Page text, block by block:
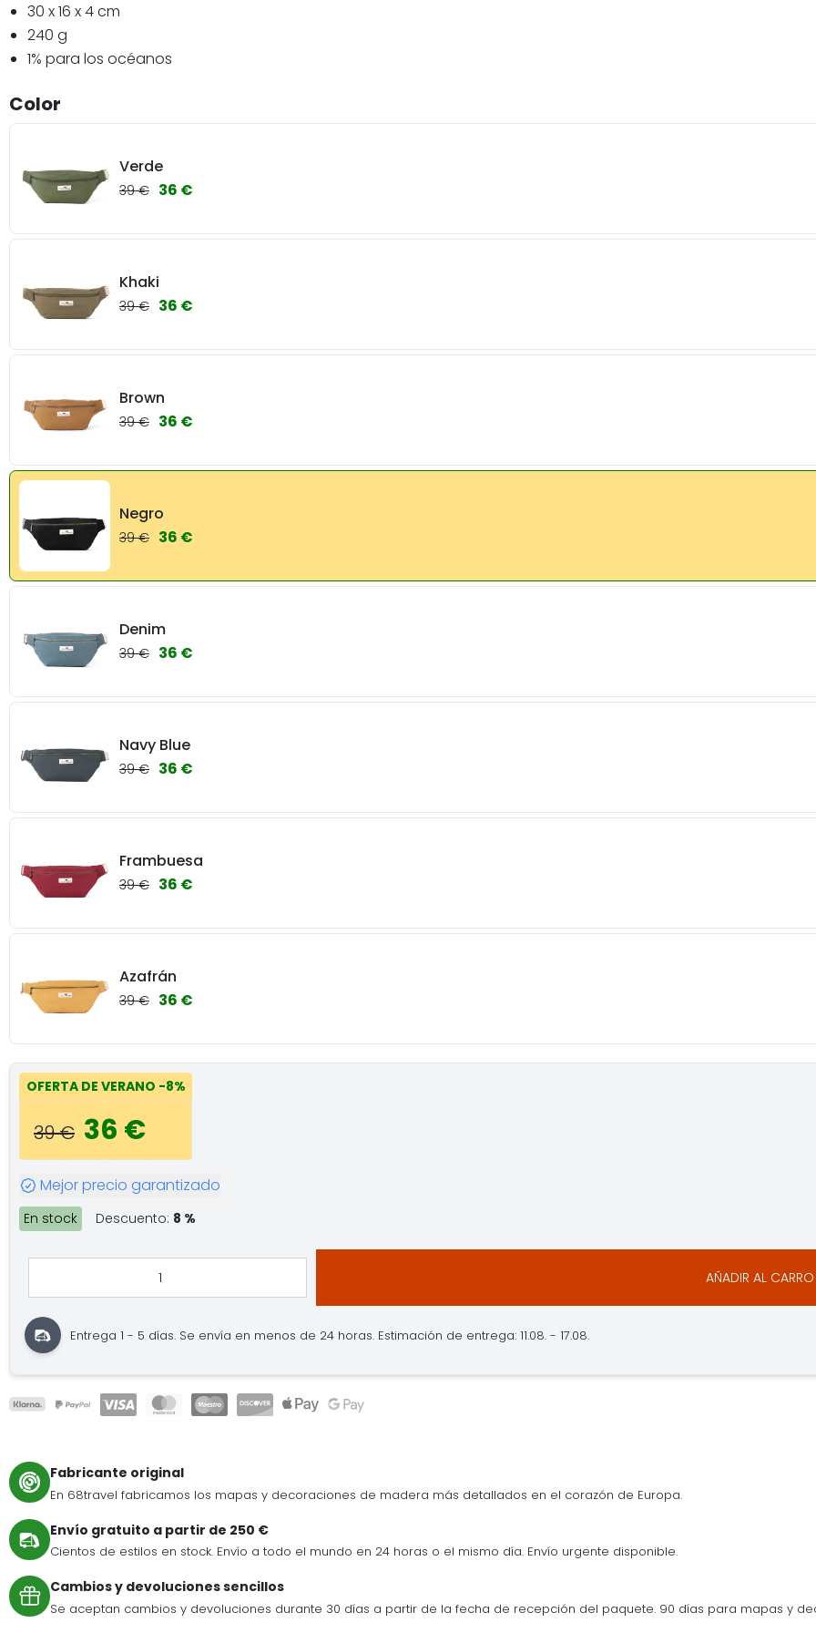
30 x 16 x 4 cm
240 g
1% para los océanos
Color
Verde
39 € 36 €
Khaki
39 € 36 €
Brown
39 € 36 €
Negro
39 € 36 €
Denim
39 € 36 €
Navy Blue
39 € 36 €
Frambuesa
39 € 36 €
Azafrán
39 € 36 €
OFERTA DE VERANO -8%
39 € 36 €
Mejor precio garantizado
En stock Descuento: 8 %
AÑADIR AL CARRO
Entrega 1 - 5 días. Se envía en menos de 24 horas. Estimación de entrega: 11.08. - 17.08.
Fabricante original
En 68travel fabricamos los mapas y decoraciones de madera más detallados en el corazón de Europa.
Envío gratuito a partir de 250 €
Cientos de estilos en stock. Envío a todo el mundo en 24 horas o el mismo día. Envío urgente disponible.
Cambios y devoluciones sencillos
Se aceptan cambios y devoluciones durante 30 días a partir de la fecha de recepción del paquete. 90 días para mapas y